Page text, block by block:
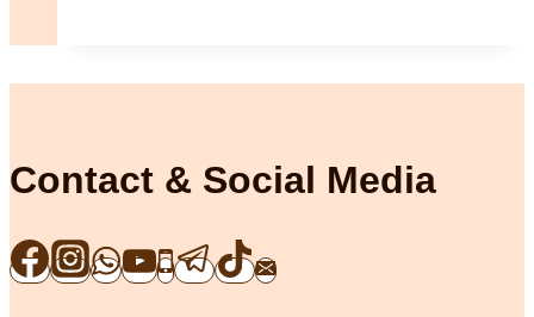
Contact & Social Media